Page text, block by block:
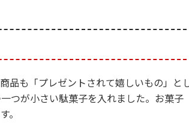
品も「プレゼントされて嬉しいもの」と
つが小さい駄菓子を入れました。お菓子
。